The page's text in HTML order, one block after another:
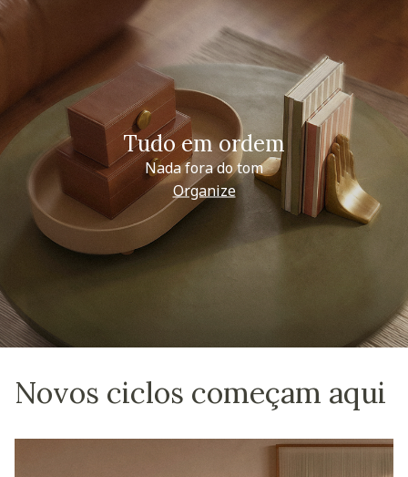
Tudo em ordem
Nada fora do tom
Organize
Novos ciclos começam aqui